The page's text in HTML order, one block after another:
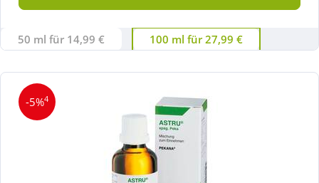
50 ml für 14,99 € 100 ml für 27,99 €
-5%4